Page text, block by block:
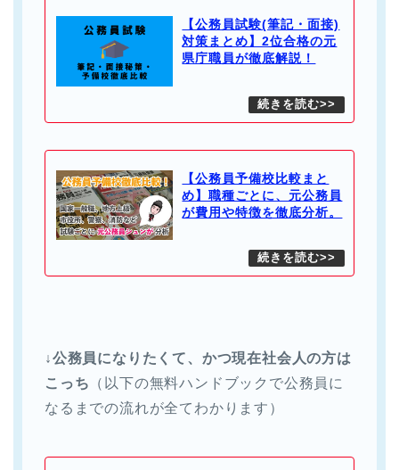
【公務員試験(筆記・面接)
対策まとめ】2位合格の元
県庁職員が徹底解説！
【公務員予備校比較まと
め】職種ごとに、元公務員
が費用や特徴を徹底分析。
↓公務員になりたくて、かつ現在社会人の方は
こっち （以下の無料ハンドブックで公務員に
なるまでの流れが全てわかります）